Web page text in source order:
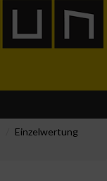
Einzelwertung